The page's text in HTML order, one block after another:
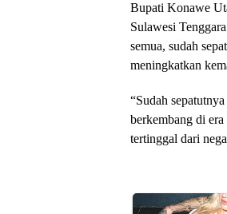
Bupati Konawe
Sulawesi
semua, sudah
meningkatkan
“Sudah
berkembang di
tertinggal dari